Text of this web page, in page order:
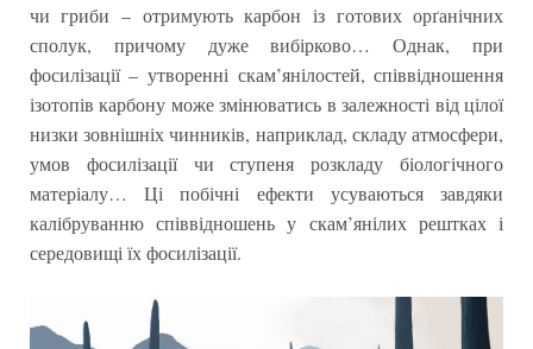
чи гриби – отримують карбон із готових орґанічних
сполук, причому дуже вибірково… Однак, при
фосилізації – утворенні скам’янілостей, співвідношення
ізотопів карбону може змінюватись в залежності від цілої
низки зовнішніх чинників, наприклад, складу атмосфери,
умов фосилізації чи ступеня розкладу біологічного
матеріалу… Ці побічні ефекти усуваються завдяки
калібруванню співвідношень у скам’янілих рештках і
середовищі їх фосилізації.